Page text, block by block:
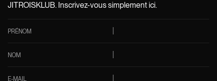
JITROISKLUB. Inscrivez-vous simplement ici.
PRÉNOM
NOM
E-MAIL